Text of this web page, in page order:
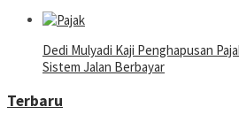
Dedi Mulyadi Kaji Penghapusan
Sistem Jalan Berbayar
Terbaru